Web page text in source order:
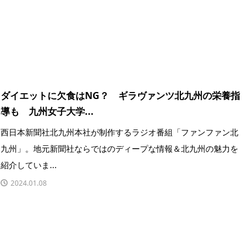
ダイエットに欠食はNG？ ギラヴァンツ北九州の栄養指
導も 九州女子大学...
西日本新聞社北九州本社が制作するラジオ番組「ファンファン北
九州」。地元新聞社ならではのディープな情報＆北九州の魅力を
紹介していま...
2024.01.08